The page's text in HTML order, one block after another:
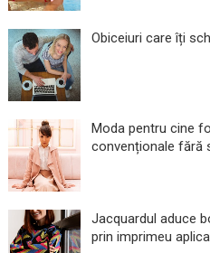
Obiceiuri care îți
Moda pentru cine
convenționale fără
Jacquardul aduce
prin imprimeu